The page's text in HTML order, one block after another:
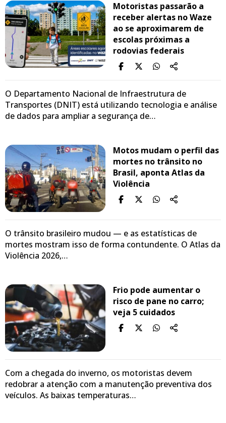
Motoristas passarão a
receber alertas no Waze
ao se aproximarem de
escolas próximas a
rodovias federais
O Departamento Nacional de Infraestrutura de
Transportes (DNIT) está utilizando tecnologia e análise
de dados para ampliar a segurança de…
Motos mudam o perfil das
mortes no trânsito no
Brasil, aponta Atlas da
Violência
O trânsito brasileiro mudou — e as estatísticas de
mortes mostram isso de forma contundente. O Atlas da
Violência 2026,…
Frio pode aumentar o
risco de pane no carro;
veja 5 cuidados
Com a chegada do inverno, os motoristas devem
redobrar a atenção com a manutenção preventiva dos
veículos. As baixas temperaturas…